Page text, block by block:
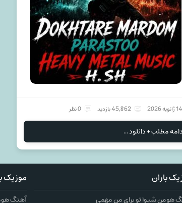
14 ژانویه 2026 45,862 بازدید 0 نظر
مطلب + دانلود ...
باران
هومن شیوا تو برای من مهمی
موزیک
آهنگ